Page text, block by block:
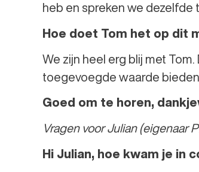
heb en spreken we dezelfde
Hoe doet Tom het op dit
We zijn heel erg blij met
toegevoegde waarde
Goed om te horen,
Vragen voor Julian (eigenaar
Hi Julian, hoe kwam je in